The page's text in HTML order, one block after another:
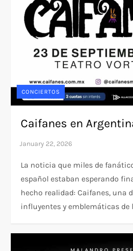
CONCIERTOS
Caifanes en
La noticia que miles de
español estaban esperando
hecho realidad: Caifanes, una
influyentes y emblemáticas de